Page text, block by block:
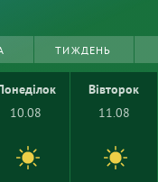
ТИЖДЕНЬ
10.08
Вівторок
11.08